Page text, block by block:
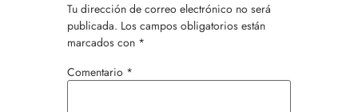
Tu dirección de correo electrónico no será
publicada. Los campos obligatorios están
marcados con *
Comentario *